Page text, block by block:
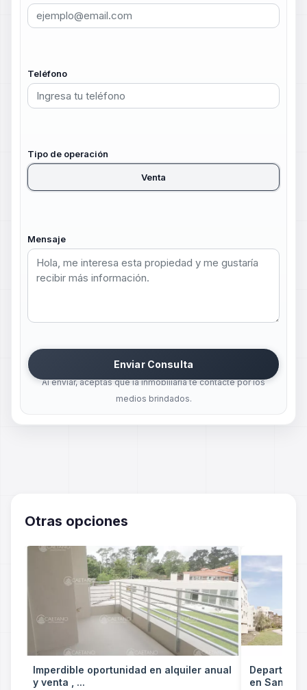
Teléfono
Tipo de operación
Venta
Mensaje
Enviar Consulta
Al enviar, aceptas que la inmobiliaria te contacte por los
medios brindados.
Otras opciones
Imperdible oportunidad en alquiler anual
y venta , ...
en San